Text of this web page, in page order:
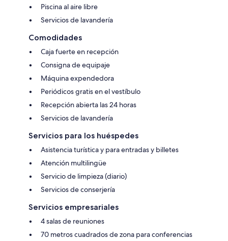
Piscina al aire libre
Servicios de lavandería
Comodidades
Caja fuerte en recepción
Consigna de equipaje
Máquina expendedora
Periódicos gratis en el vestíbulo
Recepción abierta las 24 horas
Servicios de lavandería
Servicios para los huéspedes
Asistencia turística y para entradas y billetes
Atención multilingüe
Servicio de limpieza (diario)
Servicios de conserjería
Servicios empresariales
4 salas de reuniones
70 metros cuadrados de zona para conferencias